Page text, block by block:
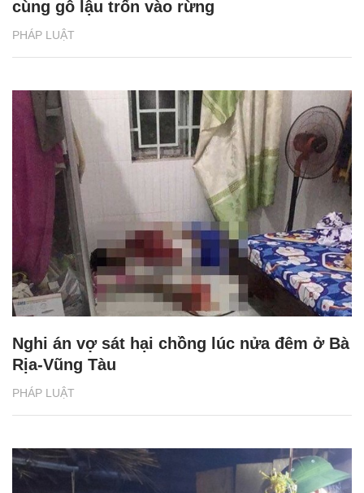
PHÁP LUẬT
cùng gỗ lậu trốn vào rừng
PHÁP LUẬT
Nghi án vợ sát hại chồng lúc nửa đêm ở Bà
Rịa-Vũng Tàu